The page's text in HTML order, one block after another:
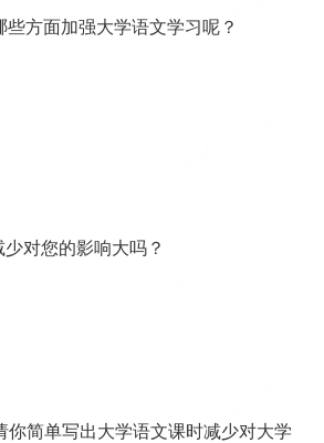
方面加强大学语文学习呢？
对您的影响大吗？
你简单写出大学语文课时减少对大学